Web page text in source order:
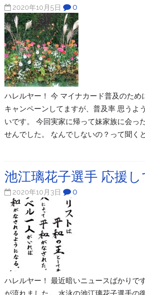
2020年10月5日 0
ハレルヤー！ 今 マイナカード普及のため
キャンペーンしてますが、普及率 思うよ
いです。 今回実家に帰って妹家族に会っ
せんでした。 なんでしないの？って聞く
池江璃花子選手 応援し
2020年10月3日 0
ハレルヤー！ 最近暗いニュースばかりで